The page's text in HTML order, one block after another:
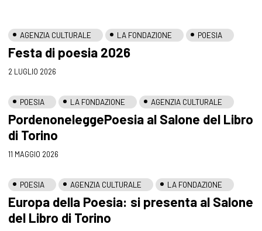
AGENZIA CULTURALE LA FONDAZIONE POESIA
Festa di poesia 2026
2 LUGLIO 2026
POESIA LA FONDAZIONE AGENZIA CULTURALE
PordenoneleggePoesia al Salone del Libro
di Torino
11 MAGGIO 2026
POESIA AGENZIA CULTURALE LA FONDAZIONE
Europa della Poesia: si presenta al Salone
del Libro di Torino